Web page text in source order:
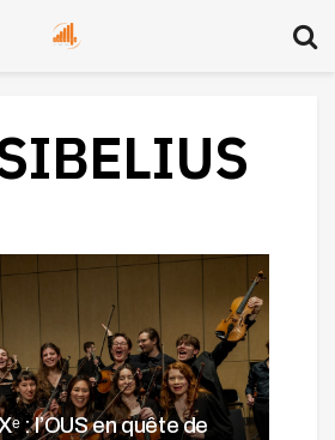
: l’OUS en quête de